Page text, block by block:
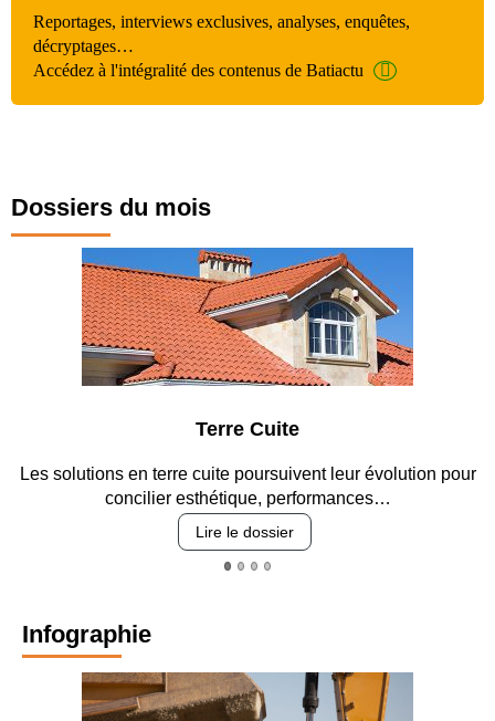
Reportages, interviews exclusives, analyses, enquêtes,
décryptages…
Accédez à l'intégralité des contenus de Batiactu
Dossiers du mois
Terre Cuite
Les solutions en terre cuite poursuivent leur évolution pour
concilier esthétique, performances…
Lire le dossier
Infographie